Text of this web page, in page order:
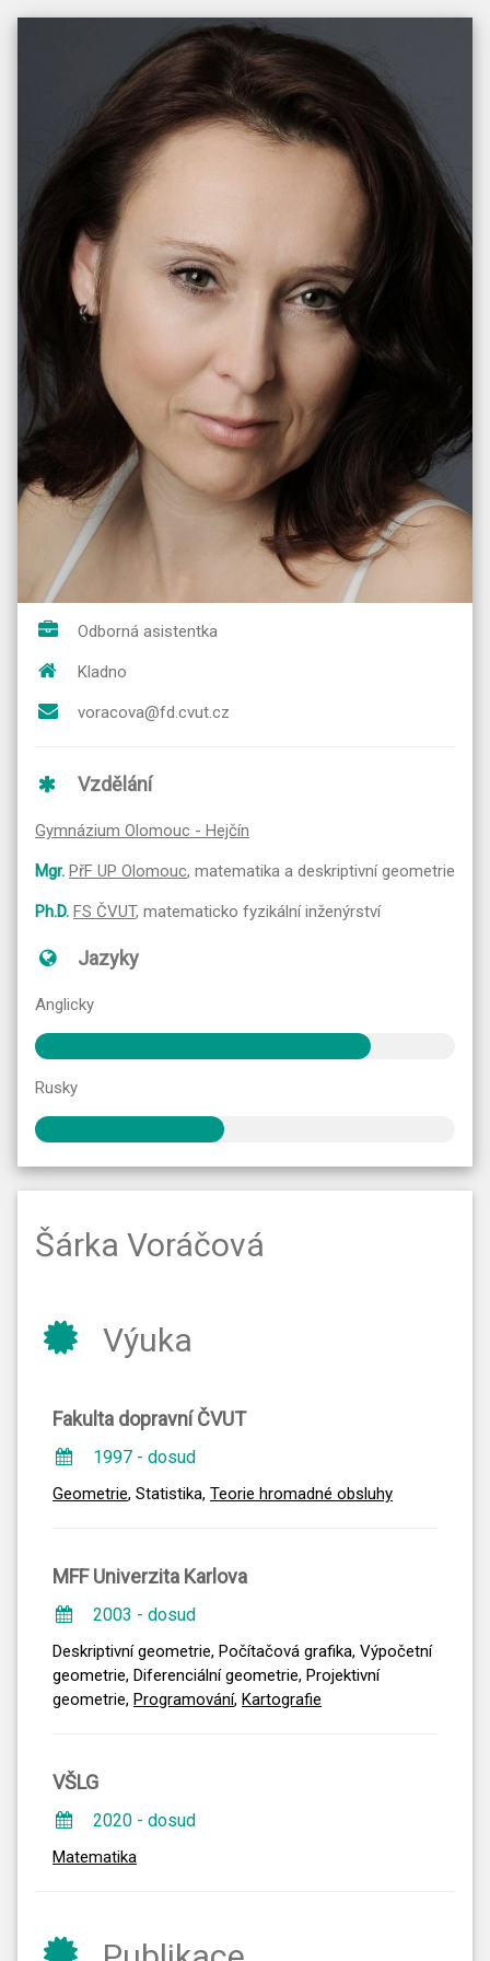
Odborná asistentka
Kladno
voracova@fd.cvut.cz
Vzdělání
Gymnázium Olomouc - Hejčín
Mgr. PřF UP Olomouc, matematika a deskriptivní geometrie
Ph.D. FS ČVUT, matematicko fyzikální inženýrství
Jazyky
Anglicky
Rusky
Šárka Voráčová
Výuka
Fakulta dopravní ČVUT
1997 - dosud
Geometrie, Statistika, Teorie hromadné obsluhy
MFF Univerzita Karlova
2003 - dosud
Deskriptivní geometrie, Počítačová grafika, Výpočetní
geometrie, Diferenciální geometrie, Projektivní
geometrie, Programování, Kartografie
VŠLG
2020 - dosud
Matematika